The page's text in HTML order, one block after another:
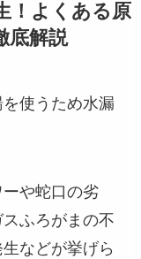
！よくある原
底解説
使うため水漏
や蛇口の劣
ふろがまの不
などが挙げら